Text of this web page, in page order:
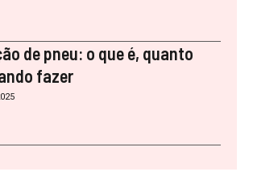
de pneu: o que é, quanto
fazer